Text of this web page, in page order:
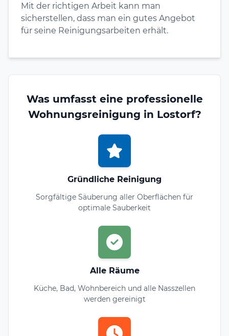
Mit der richtigen Arbeit kann man
sicherstellen, dass man ein gutes Angebot
für seine Reinigungsarbeiten erhält.
Was umfasst eine professionelle
Wohnungsreinigung in Lostorf?
Gründliche Reinigung
Sorgfältige Säuberung aller Oberflächen für
optimale Sauberkeit
Alle Räume
Küche, Bad, Wohnbereich und alle Nasszellen
werden gereinigt